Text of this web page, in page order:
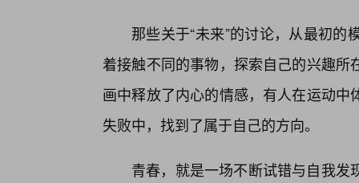
那些关于“未来”的讨论，从最初
着接触不同的事物，探索自己的兴趣
画中释放了内心的情感，有人在运动
失败中，找到了属于自己的方向。
青春，就是一场不断试错与自我